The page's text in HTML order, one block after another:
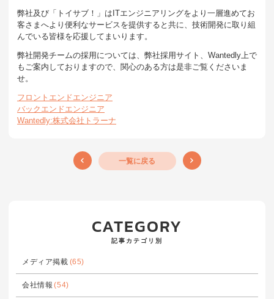
弊社及び「トイサブ！」はITエンジニアリングをより一層進めてお
客さまへより便利なサービスを提供すると共に、技術開発に取り組
んでいる皆様を応援してまいります。
弊社開発チームの採用については、弊社採用サイト、Wantedly上で
もご案内しておりますので、関心のある方は是非ご覧くださいま
せ。
フロントエンドエンジニア
バックエンドエンジニア
Wantedly:株式会社トラーナ
一覧に戻る
CATEGORY
記事カテゴリ別
メディア掲載 (65)
会社情報 (54)